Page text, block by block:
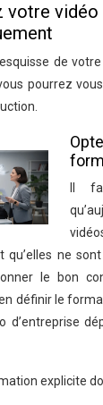
votre vidéo
de
pourrez
Il
qu’elles ne
le bon
définir le
d’entreprise
explicite